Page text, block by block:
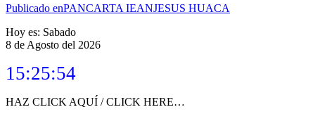
Navegación
de
entradas
Publicado enPANCARTA IEANJESUS HUACA
Hoy es: Sabado
8 de Agosto del 2026
15:25:54
HAZ CLICK AQUÍ / CLICK HERE…